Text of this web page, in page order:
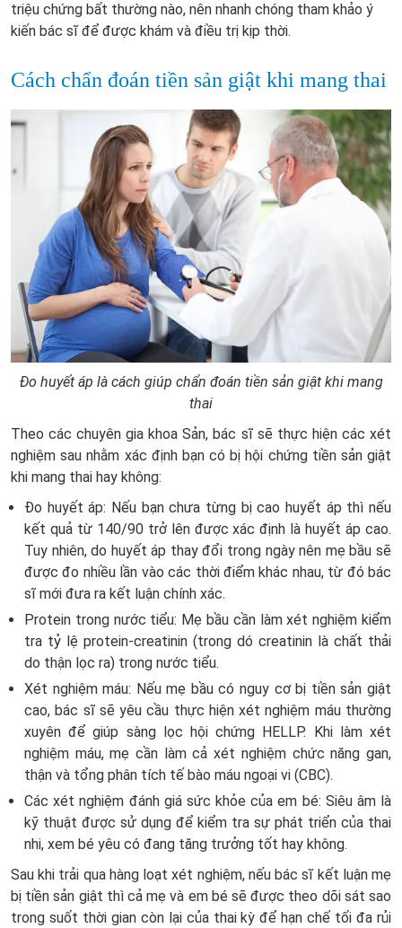
triệu chứng bất thường nào, nên nhanh chóng tham khảo ý
kiến bác sĩ để được khám và điều trị kịp thời.
Cách chẩn đoán tiền sản giật khi mang thai
Đo huyết áp là cách giúp chẩn đoán tiền sản giật khi mang
thai
Theo các chuyên gia khoa Sản, bác sĩ sẽ thực hiện các xét
nghiệm sau nhằm xác định bạn có bị hội chứng tiền sản giật
khi mang thai hay không:
Đo huyết áp: Nếu bạn chưa từng bị cao huyết áp thì nếu
kết quả từ 140/90 trở lên được xác định là huyết áp cao.
Tuy nhiên, do huyết áp thay đổi trong ngày nên mẹ bầu sẽ
được đo nhiều lần vào các thời điểm khác nhau, từ đó bác
sĩ mới đưa ra kết luận chính xác.
Protein trong nước tiểu: Mẹ bầu cần làm xét nghiệm kiểm
tra tỷ lệ protein-creatinin (trong dó creatinin là chất thải
do thận lọc ra) trong nước tiểu.
Xét nghiệm máu: Nếu mẹ bầu có nguy cơ bị tiền sản giật
cao, bác sĩ sẽ yêu cầu thực hiện xét nghiệm máu thường
xuyên để giúp sàng lọc hội chứng HELLP. Khi làm xét
nghiệm máu, mẹ cần làm cả xét nghiệm chức năng gan,
thận và tổng phân tích tế bào máu ngoại vi (CBC).
Các xét nghiệm đánh giá sức khỏe của em bé: Siêu âm là
kỹ thuật được sử dụng để kiểm tra sự phát triển của thai
nhi, xem bé yêu có đang tăng trưởng tốt hay không.
Sau khi trải qua hàng loạt xét nghiệm, nếu bác sĩ kết luận mẹ
bị tiền sản giật thì cả mẹ và em bé sẽ được theo dõi sát sao
trong suốt thời gian còn lại của thai kỳ để hạn chế tối đa rủi